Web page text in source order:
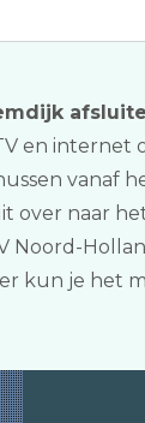
en internet
vanaf
over naar
Noord-
kun je het